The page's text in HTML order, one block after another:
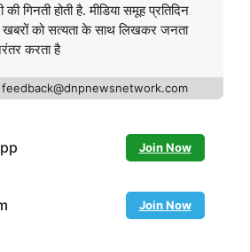
की गिनती होती है. मीडिया समूह प्रतिदिन
खबरों को सत्यता के साथ लिखकर जनता
करता है
Join Now
Join Now